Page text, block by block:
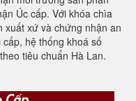
Úc cấp. Với khóa chìa
xứ và chứng nhận an
hệ thống khoá số
tiêu chuẩn Hà Lan.